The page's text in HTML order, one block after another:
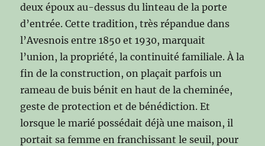
deux époux au-dessus du linteau de la porte
d’entrée. Cette tradition, très répandue dans
l’Avesnois entre 1850 et 1930, marquait
l’union, la propriété, la continuité familiale. À la
fin de la construction, on plaçait parfois un
rameau de buis bénit en haut de la cheminée,
geste de protection et de bénédiction. Et
lorsque le marié possédait déjà une maison, il
portait sa femme en franchissant le seuil, pour